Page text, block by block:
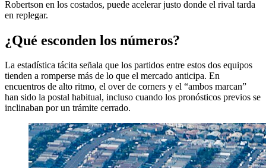
Robertson en los costados, puede acelerar justo donde el rival tarda
en replegar.
¿Qué esconden los números?
La estadística tácita señala que los partidos entre estos dos equipos
tienden a romperse más de lo que el mercado anticipa. En
encuentros de alto ritmo, el over de corners y el “ambos marcan”
han sido la postal habitual, incluso cuando los pronósticos previos se
inclinaban por un trámite cerrado.